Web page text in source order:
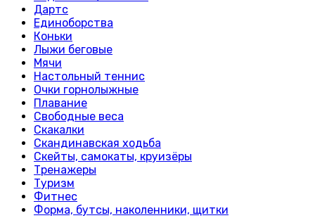
Дартс
Единоборства
Коньки
Лыжи беговые
Мячи
Настольный теннис
Очки горнолыжные
Плавание
Свободные веса
Скакалки
Скандинавская ходьба
Скейты, самокаты, круизёры
Тренажеры
Туризм
Фитнес
Форма, бутсы, наколенники, щитки